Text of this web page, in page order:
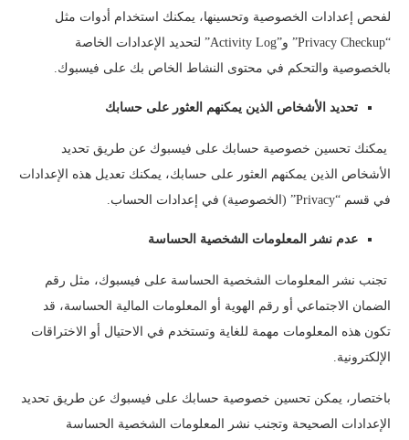
لفحص إعدادات الخصوصية وتحسينها، يمكنك استخدام أدوات مثل
“Privacy Checkup” و”Activity Log” لتحديد الإعدادات الخاصة
بالخصوصية والتحكم في محتوى النشاط الخاص بك على فيسبوك.
تحديد الأشخاص الذين يمكنهم العثور على حسابك
يمكنك تحسين خصوصية حسابك على فيسبوك عن طريق تحديد
الأشخاص الذين يمكنهم العثور على حسابك، يمكنك تعديل هذه الإعدادات
في قسم “Privacy” (الخصوصية) في إعدادات الحساب.
عدم نشر المعلومات الشخصية الحساسة
تجنب نشر المعلومات الشخصية الحساسة على فيسبوك، مثل رقم
الضمان الاجتماعي أو رقم الهوية أو المعلومات المالية الحساسة، قد
تكون هذه المعلومات مهمة للغاية وتستخدم في الاحتيال أو الاختراقات
الإلكترونية.
باختصار، يمكن تحسين خصوصية حسابك على فيسبوك عن طريق تحديد
الإعدادات الصحيحة وتجنب نشر المعلومات الشخصية الحساسة